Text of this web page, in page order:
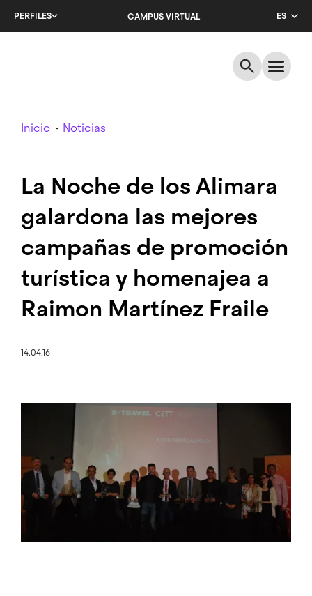
PERFILES CAMPUS VIRTUAL
ES
EN
Breadcrumb
Inicio Noticias
La Noche de los Alimara
galardona las mejores
campañas de promoción
turística y homenajea a
Raimon Martínez Fraile
14.04.16